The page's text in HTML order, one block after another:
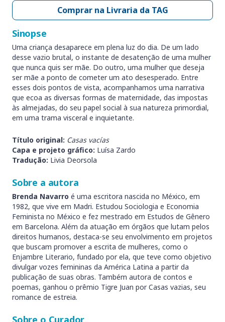
Comprar na Livraria da TAG
Sinopse
Uma criança desaparece em plena luz do dia. De um lado
desse vazio brutal, o instante de desatenção de uma mulher
que nunca quis ser mãe. Do outro, uma mulher que deseja
ser mãe a ponto de cometer um ato desesperado. Entre
esses dois pontos de vista, acompanhamos uma narrativa
que ecoa as diversas formas de maternidade, das impostas
às almejadas, do seu papel social à sua natureza primordial,
em uma trama visceral e inquietante.
Título original: Casas vacías
Capa e projeto gráfico: Luísa Zardo
Tradução: Livia Deorsola
Sobre a autora
Brenda Navarro é uma escritora nascida no México, em
1982, que vive em Madri. Estudou Sociologia e Economia
Feminista no México e fez mestrado em Estudos de Gênero
em Barcelona. Além da atuação em órgãos que lutam pelos
direitos humanos, destaca-se seu envolvimento em projetos
que buscam promover a escrita de mulheres, como o
Enjambre Literario, fundado por ela, que teve como objetivo
divulgar vozes femininas da América Latina a partir da
publicação de suas obras. Também autora de contos e
poemas, ganhou o prêmio Tigre Juan por Casas vazias, seu
romance de estreia.
Sobre o Curador